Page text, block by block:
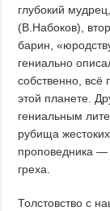
глубокий
(В.Набоков),
барин,
гениально
собственно, всё
этой планете.
гениальным
рубища
проповедника —
греха.
Толстовство с